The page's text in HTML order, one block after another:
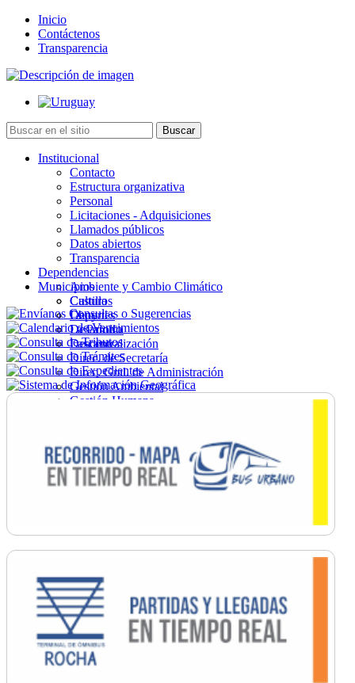
Inicio
Contáctenos
Transparencia
Institucional
Contacto
Estructura organizativa
Personal
Licitaciones - Adquisiciones
Llamados públicos
Datos abiertos
Transparencia
Dependencias
Ambiente y Cambio Climático
Cultura
Deportes
Desarrollo
Descentralización
Direc. de Secretaría
Direc. Gral. de Administración
Gestión Ambiental
Gestión Humana
Ordenamiento
Promoción Social
Salud
Secretaría General
Municipios
Castillos
Chuy
La Paloma
Lascano